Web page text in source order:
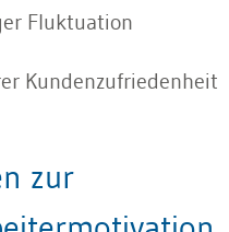
Fluktuation
Kundenzufriedenheit
zur